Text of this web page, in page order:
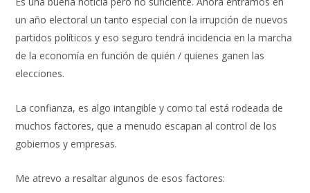
un año electoral un tanto especial con la irrupción de nuevos
partidos políticos y eso seguro tendrá incidencia en la marcha
de la economía en función de quién / quienes ganen las
elecciones.
La confianza, es algo intangible y como tal está rodeada de
muchos factores, que a menudo escapan al control de los
gobiernos y empresas.
Me atrevo a resaltar algunos de esos factores: